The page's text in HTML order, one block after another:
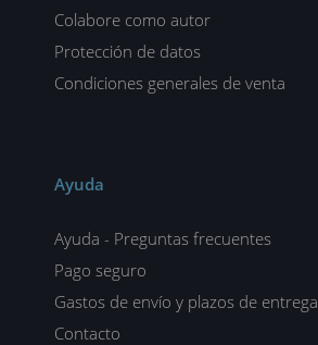
Colabore como autor
Protección de datos
Condiciones generales de venta
Ayuda
Ayuda - Preguntas frecuentes
Pago seguro
Gastos de envío y plazos de entrega
Contacto